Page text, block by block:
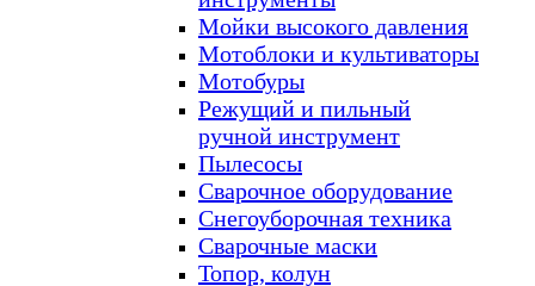
Мойки высокого давления
Мотоблоки и культиваторы
Мотобуры
Режущий и пильный
ручной инструмент
Пылесосы
Сварочное оборудование
Снегоуборочная техника
Сварочные маски
Топор, колун